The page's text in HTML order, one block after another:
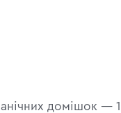
домішок —